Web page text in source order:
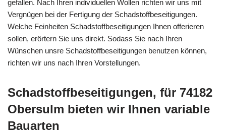
gefallen. Nach Ihren individuellen Wollen richten wir uns mit
Vergnügen bei der Fertigung der Schadstoffbeseitigungen.
Welche Feinheiten Schadstoffbeseitigungen Ihnen offerieren
sollen, erörtern Sie uns direkt. Sodass Sie nach Ihren
Wünschen unsre Schadstoffbeseitigungen benutzen können,
richten wir uns nach Ihren Vorstellungen.
Schadstoffbeseitigungen, für 74182
Obersulm bieten wir Ihnen variable
Bauarten